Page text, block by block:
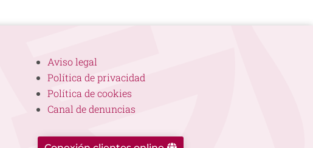
Aviso legal
Política de privacidad
Política de cookies
Canal de denuncias